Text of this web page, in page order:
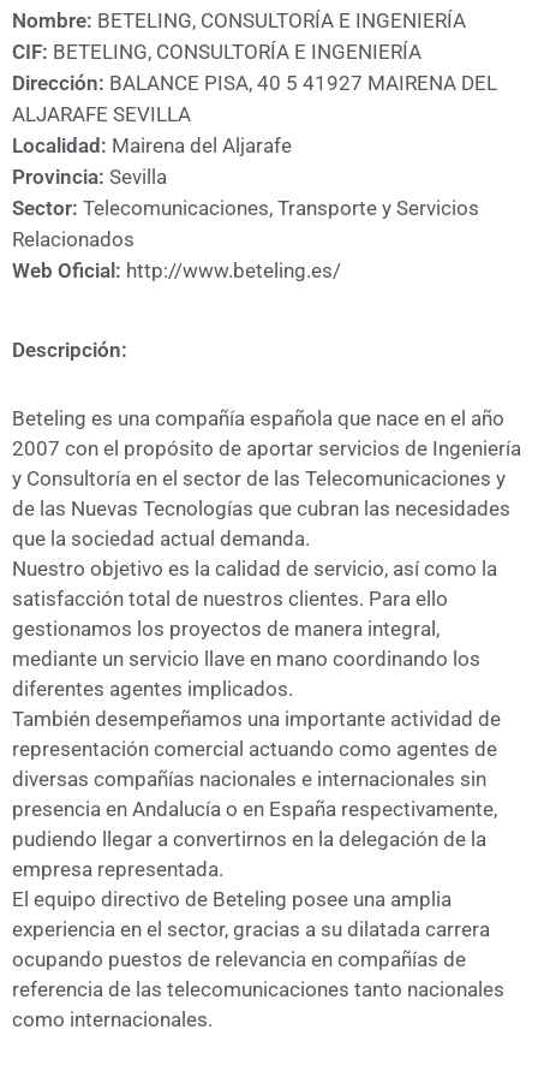
A
Nombre: BETELING, CONSULTORÍA E INGENIERÍA
CIF: BETELING, CONSULTORÍA E INGENIERÍA
Dirección: BALANCE PISA, 40 5 41927 MAIRENA DEL
ALJARAFE SEVILLA
Localidad: Mairena del Aljarafe
Provincia: Sevilla
Sector: Telecomunicaciones, Transporte y Servicios
Relacionados
Web Oficial: http://www.beteling.es/
Descripción:
Beteling es una compañía española que nace en el año
2007 con el propósito de aportar servicios de Ingeniería
y Consultoría en el sector de las Telecomunicaciones y
de las Nuevas Tecnologías que cubran las necesidades
que la sociedad actual demanda.
Nuestro objetivo es la calidad de servicio, así como la
satisfacción total de nuestros clientes. Para ello
gestionamos los proyectos de manera integral,
mediante un servicio llave en mano coordinando los
diferentes agentes implicados.
También desempeñamos una importante actividad de
representación comercial actuando como agentes de
diversas compañías nacionales e internacionales sin
presencia en Andalucía o en España respectivamente,
pudiendo llegar a convertirnos en la delegación de la
empresa representada.
El equipo directivo de Beteling posee una amplia
experiencia en el sector, gracias a su dilatada carrera
ocupando puestos de relevancia en compañías de
referencia de las telecomunicaciones tanto nacionales
como internacionales.